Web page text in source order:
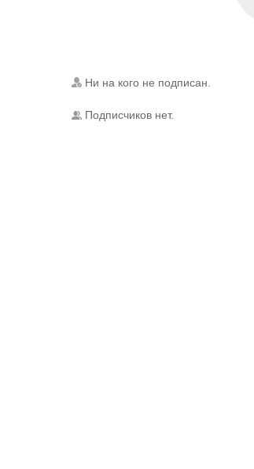
Ни на кого не подписан.
Подписчиков нет.